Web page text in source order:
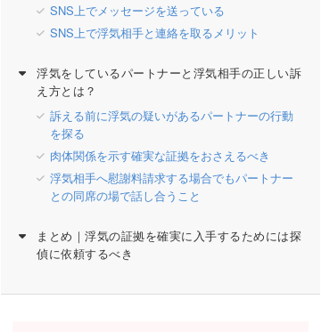
SNS上でメッセージを送っている
SNS上で浮気相手と連絡を取るメリット
浮気をしているパートナーと浮気相手の正しい訴
え方とは？
訴える前に浮気の疑いがあるパートナーの行動
を探る
肉体関係を示す確実な証拠をおさえるべき
浮気相手へ慰謝料請求する場合でもパートナー
との同席の場で話し合うこと
まとめ｜浮気の証拠を確実に入手するためには探
偵に依頼するべき